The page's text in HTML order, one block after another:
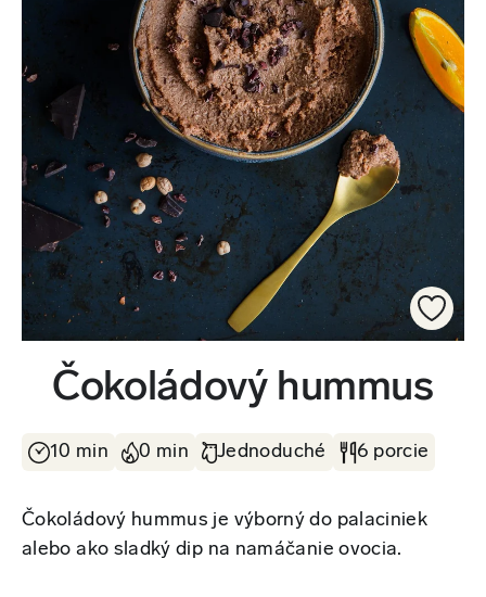
Čokoládový hummus
10 min 0 min Jednoduché 6 porcie
Čokoládový hummus je výborný do palaciniek
alebo ako sladký dip na namáčanie ovocia.